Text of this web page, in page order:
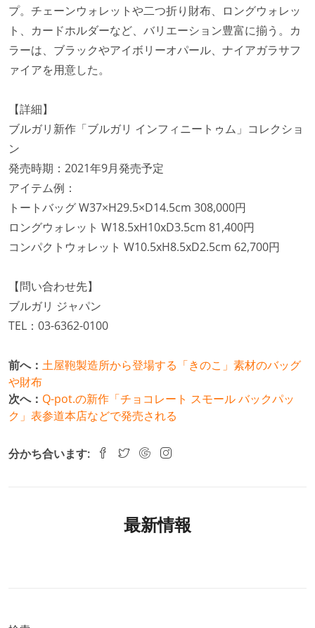
プ。チェーンウォレットや二つ折り財布、ロングウォレッ
ト、カードホルダーなど、バリエーション豊富に揃う。カ
ラーは、ブラックやアイボリーオパール、ナイアガラサフ
ァイアを用意した。
【詳細】
ブルガリ新作「ブルガリ インフィニートゥム」コレクショ
ン
発売時期：2021年9月発売予定
アイテム例：
トートバッグ W37×H29.5×D14.5cm 308,000円
ロングウォレット W18.5xH10xD3.5cm 81,400円
コンパクトウォレット W10.5xH8.5xD2.5cm 62,700円
【問い合わせ先】
ブルガリ ジャパン
TEL：03-6362-0100
前へ： 土屋鞄製造所から登場する「きのこ」素材のバッグ
や財布
次へ： Q-pot.の新作「チョコレート スモール バックパッ
ク」表参道本店などで発売される
分かち合います:
最新情報